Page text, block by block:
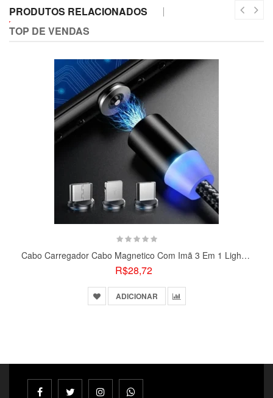
PRODUTOS RELACIONADOS
TOP DE VENDAS
Cabo Carregador Cabo Magnetico Com Imã 3 Em 1 Lightning Led
R$28,72
ADICIONAR